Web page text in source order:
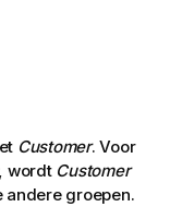
Customer. Voor
wordt Customer
andere groepen.